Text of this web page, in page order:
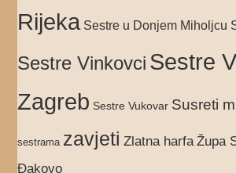
Rijeka Sestre u Donjem Miholjcu
Sestre Vinkovci Sestre
Zagreb Sestre Vukovar Susreti
sestrama zavjeti Zlatna harfa Župa
Đakovo